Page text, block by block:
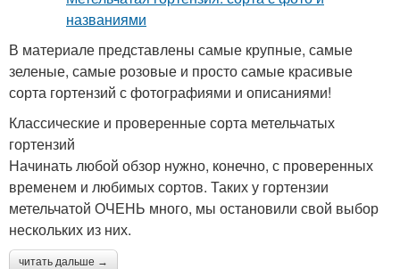
В материале представлены самые крупные, самые
зеленые, самые розовые и просто самые красивые
сорта гортензий с фотографиями и описаниями!
Классические и проверенные сорта метельчатых
гортензий
Начинать любой обзор нужно, конечно, с проверенных
временем и любимых сортов. Таких у гортензии
метельчатой ОЧЕНЬ много, мы остановили свой выбор
нескольких из них.
читать дальше →